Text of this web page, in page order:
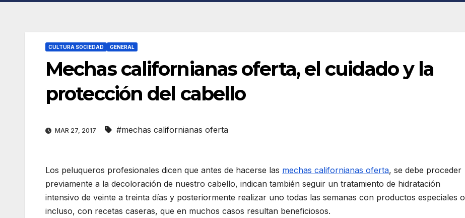
CULTURA SOCIEDAD GENERAL
Mechas californianas oferta, el cuidado y la
protección del cabello
MAR 27, 2017 #mechas californianas oferta
Los peluqueros profesionales dicen que antes de hacerse las mechas californianas oferta, se debe proceder
previamente a la decoloración de nuestro cabello, indican también seguir un tratamiento de hidratación
intensivo de veinte a treinta días y posteriormente realizar uno todas las semanas con productos especiales o
incluso, con recetas caseras, que en muchos casos resultan beneficiosos.